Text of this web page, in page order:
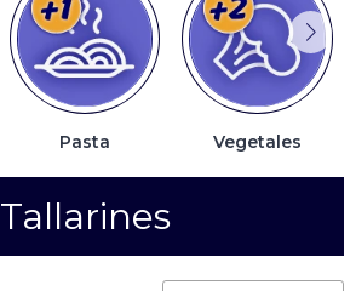
Pasta Vegetales
Tallarines